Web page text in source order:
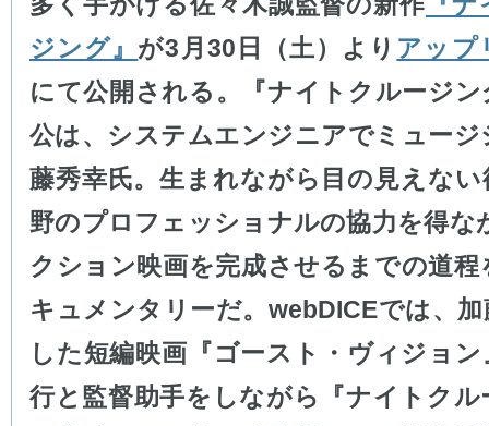
ジング』 が3月30日（土）より アップ
にて公開される。『ナイトクルージン
公は、システムエンジニアでミュージ
藤秀幸氏。生まれながら目の見えない
野のプロフェッショナルの協力を得な
クション映画を完成させるまでの道程
キュメンタリーだ。webDICEでは、
した短編映画『ゴースト・ヴィジョン
行と監督助手をしながら『ナイトクル